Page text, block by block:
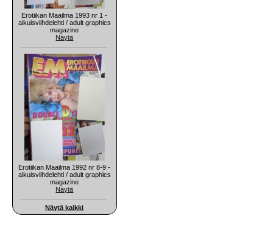
Erotiikan Maailma 1993 nr 1 -
aikuisviihdelehti / adult graphics
magazine
Näytä
Erotiikan Maailma 1992 nr 8-9 -
aikuisviihdelehti / adult graphics
magazine
Näytä
Näytä kaikki